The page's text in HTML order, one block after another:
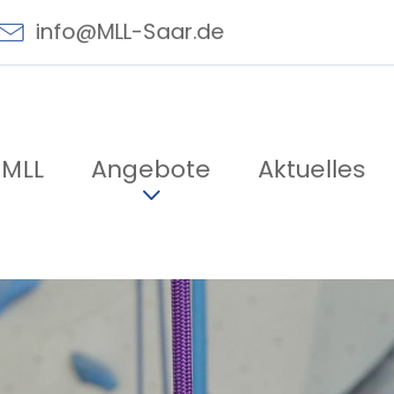
Sprache)
info@MLL-Saar.de
Aktuelles
Angebote